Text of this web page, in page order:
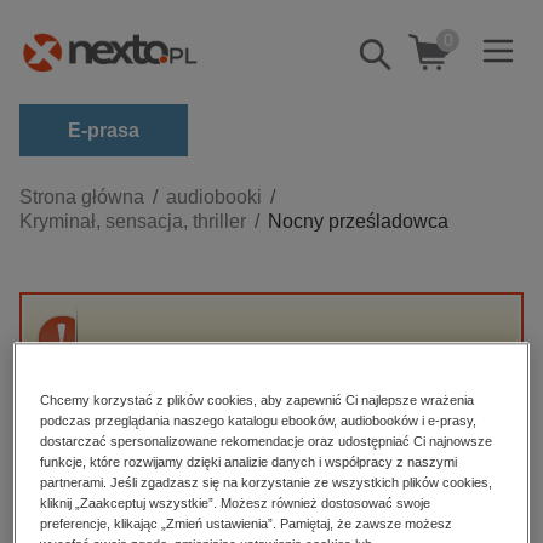
Pokaż/schowaj
wyszukiwarkę
0
E-prasa
Kategorie
Zobacz wszystkie E-prasa
budownictwo, aranżacja wnętrz
dzienniki
edukacja
hobby, sport, rozrywka
komputery, internet, technologie, informatyka
Strona główna
audiobooki
Kryminał, sensacja, thriller
Nocny prześladowca
Przepraszamy, ale produkt „Nocny
High-contrast mode
Polecane
Chcemy korzystać z plików cookies, aby zapewnić Ci najlepsze wrażenia
podczas przeglądania naszego katalogu ebooków, audiobooków i e-prasy,
dostarczać spersonalizowane rekomendacje oraz udostępniać Ci najnowsze
funkcje, które rozwijamy dzięki analizie danych i współpracy z naszymi
partnerami. Jeśli zgadzasz się na korzystanie ze wszystkich plików cookies,
kliknij „Zaakceptuj wszystkie”. Możesz również dostosować swoje
preferencje, klikając „Zmień ustawienia”. Pamiętaj, że zawsze możesz